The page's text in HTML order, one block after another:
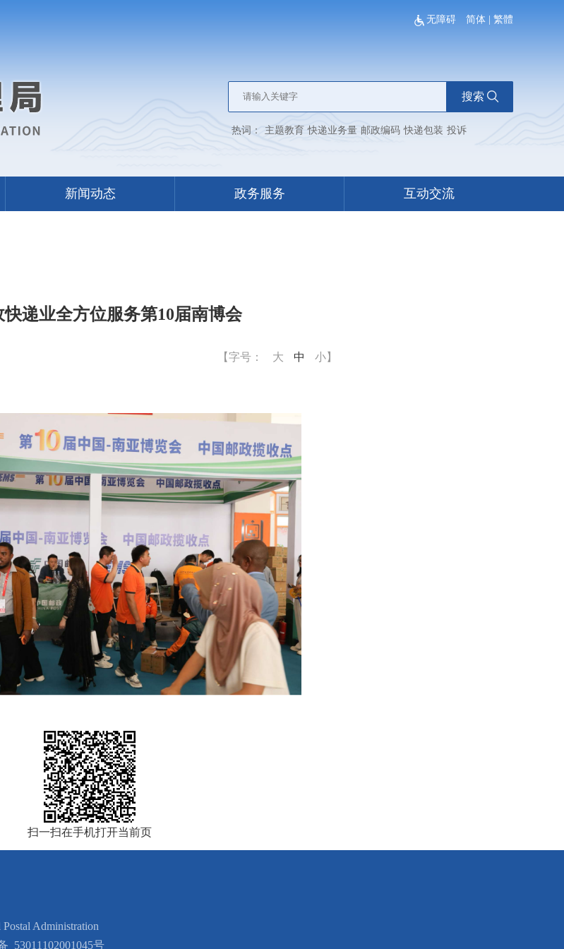
无障碍 简体 繁體
搜索
热词： 主题教育 快递业务量 邮政编码 快递包装 投诉
新闻动态 政务服务 互动交流
快递业全方位服务第10届南博会
【字号： 大 中 小】
扫一扫在手机打开当前页
Administration
53011102001045号